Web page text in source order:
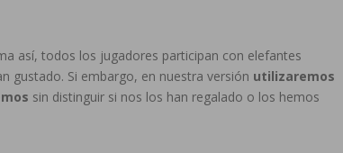
así, todos los jugadores participan con elefantes
gustado. Si embargo, en nuestra versión utilizaremos
sin distinguir si nos los han regalado o los hemos